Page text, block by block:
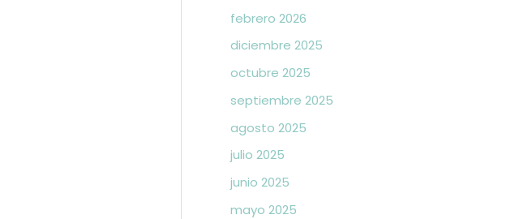
febrero 2026
diciembre 2025
octubre 2025
septiembre 2025
agosto 2025
julio 2025
junio 2025
mayo 2025